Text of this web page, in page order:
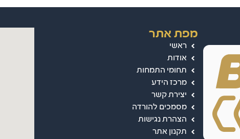
מפת אתר
ראשי
אודות
תחומי התמחות
מרכז הידע
יצירת קשר
מסמכים להורדה
הצהרת נגישות
תקנון אתר